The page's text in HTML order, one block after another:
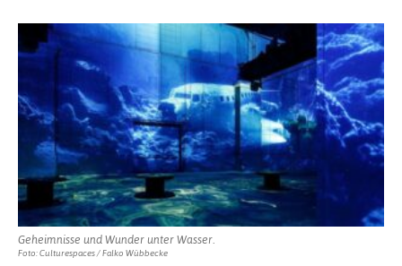
Geheimnisse und Wunder unter Wasser.
Foto: Culturespaces / Falko Wübbecke